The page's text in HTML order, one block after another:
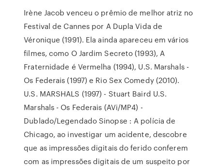
Irène Jacob venceu o prêmio de melhor atriz no
Festival de Cannes por A Dupla Vida de
Véronique (1991). Ela ainda apareceu em vários
filmes, como O Jardim Secreto (1993), A
Fraternidade é Vermelha (1994), U.S. Marshals -
Os Federais (1997) e Rio Sex Comedy (2010).
U.S. MARSHALS (1997) - Stuart Baird U.S.
Marshals - Os Federais (AVi/MP4) -
Dublado/Legendado Sinopse : A polícia de
Chicago, ao investigar um acidente, descobre
que as impressões digitais do ferido conferem
com as impressões digitais de um suspeito por